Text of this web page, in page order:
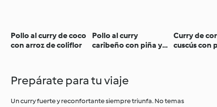
Pollo al curry de coco
con arroz de coliflor
Pollo al curry
caribeño con piña y
Curry de
cuscús con
Prepárate para tu viaje
Un curry fuerte y reconfortante siempre triunfa. No temas